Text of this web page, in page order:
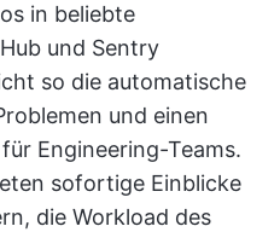
in beliebte
und Sentry
so die automatische
und einen
Engineering-Teams.
sofortige Einblicke
die Workload des